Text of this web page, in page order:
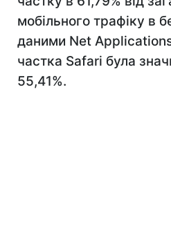
мобільного трафіку в
даними Net
частка Safari була
55,41%.